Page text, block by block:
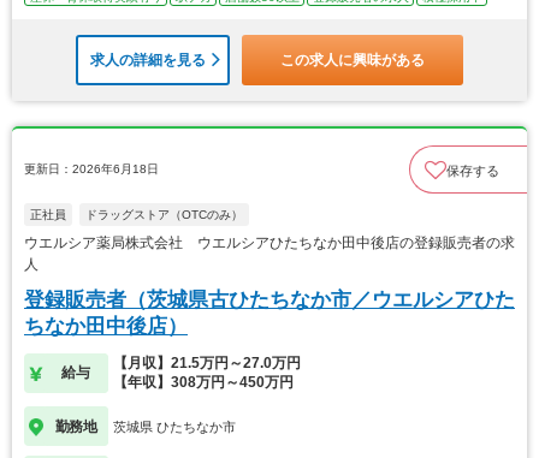
求人の詳細を見る この求人に興味がある
更新日：2026年6月18日 保存する
正社員 ドラッグストア（OTCのみ）
ウエルシア薬局株式会社 ウエルシアひたちなか田中後店の登録販売者の求
人
登録販売者（茨城県古ひたちなか市／ウエルシアひた
ちなか田中後店）
給与
【月収】21.5万円～27.0万円
【年収】308万円～450万円
勤務地 茨城県 ひたちなか市